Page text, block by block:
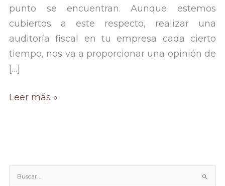
punto se encuentran. Aunque estemos
cubiertos a este respecto, realizar una
auditoría fiscal en tu empresa cada cierto
tiempo, nos va a proporcionar una opinión de
[…]
Auditoría
comprenderla.
Leer más »